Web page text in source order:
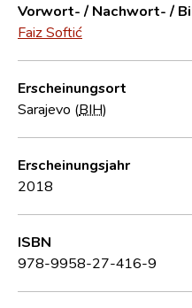
Vorwort- / Nachwort- /
Faiz Softić
Erscheinungsort
Sarajevo (BIH)
Erscheinungsjahr
2018
ISBN
978-9958-27-416-9